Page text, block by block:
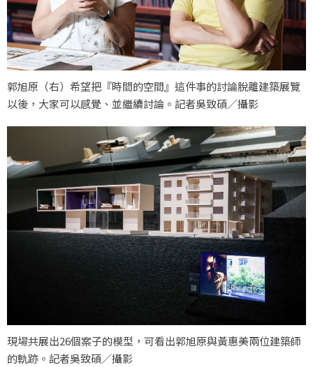
郭旭原（右）希望把『時間的空間』這件事的討論脫離建築展覽
以後，大家可以感覺、並繼續討論。記者吳致碩／攝影
現場共展出26個案子的模型，可看出郭旭原與黃惠美兩位建築師
的軌跡。記者吳致碩／攝影